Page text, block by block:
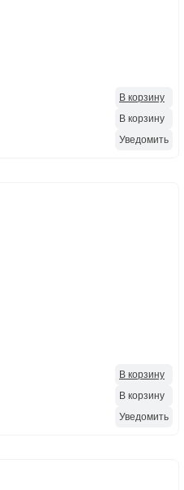
В корзину
В корзину
Уведомить
В корзину
В корзину
Уведомить